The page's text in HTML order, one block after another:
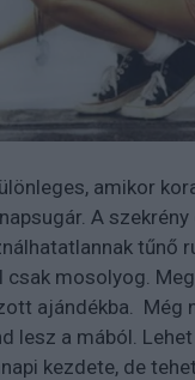
amikor
A
tűnő
csak mosolyog.
ajándékba. Még
lesz a mából.
kezdete, de